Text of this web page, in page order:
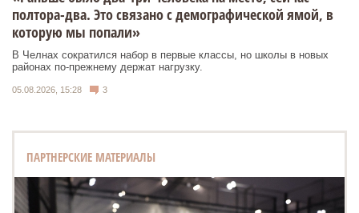
полтора-два. Это связано с демографической ямой, в
которую мы попали»
В Челнах сократился набор в первые классы, но школы в новых
районах по-прежнему держат нагрузку.
05.08.2026, 15:28 3
ПАРТНЕРСКИЕ МАТЕРИАЛЫ